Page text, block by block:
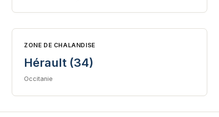
ZONE DE CHALANDISE
Hérault (34)
Occitanie